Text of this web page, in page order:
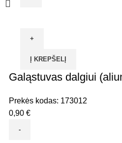
Kotas
medinis
"Aukštaitiškas"
Į KREPŠELĮ
Galąstuvas dalgiui
Prekės kodas: 173012
0,90 €